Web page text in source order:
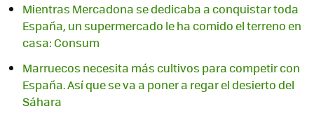
Mientras Mercadona se dedicaba a conquistar toda
España, un supermercado le ha comido el terreno en
casa: Consum
Marruecos necesita más cultivos para competir con
España. Así que se va a poner a regar el desierto del
Sáhara